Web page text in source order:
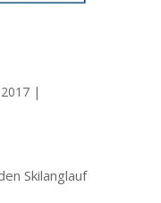
|
Skilanglauf